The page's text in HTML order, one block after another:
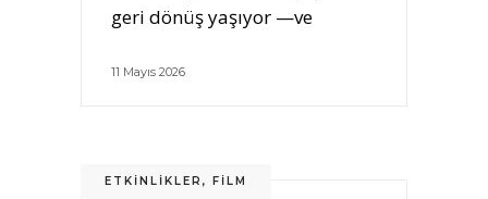
geri dönüş yaşıyor —ve
11 Mayıs 2026
ETKINLIKLER , FILM